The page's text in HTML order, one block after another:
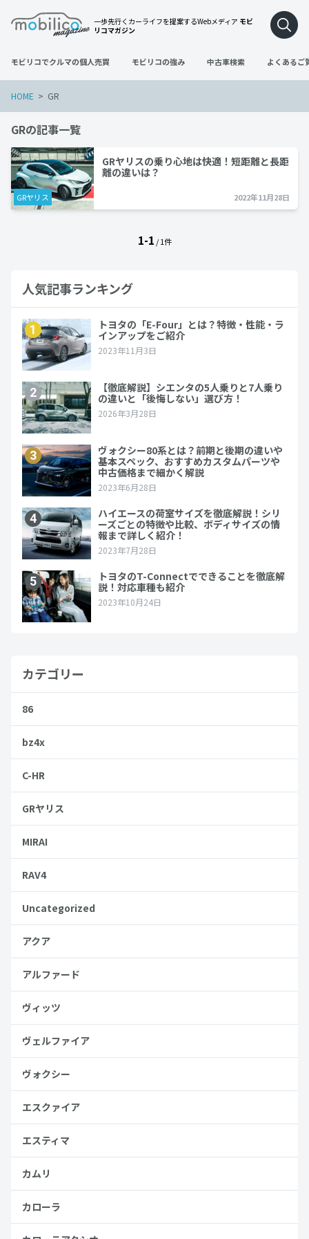
一歩先行くカーライフを提案するWebメディア モビ
リコマガジン
モビリコでクルマの個人売買 モビリコの強み 中古車検索 よくあるご
HOME GR
GRの記事一覧
GRヤリス
GRヤリスの乗り心地は快適！短距離と長距
離の違いは？
2022年11月28日
1-1 / 1件
人気記事ランキング
カテゴリー
86
bz4x
C-HR
GRヤリス
MIRAI
RAV4
Uncategorized
アクア
アルファード
ヴィッツ
ヴェルファイア
ヴォクシー
エスクァイア
エスティマ
カムリ
カローラ